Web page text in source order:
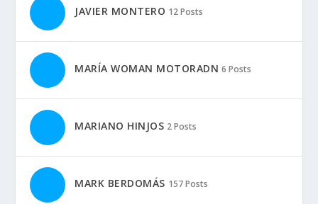
JAVIER MONTERO 12 Posts
MARÍA WOMAN MOTORADN 6 Posts
MARIANO HINJOS 2 Posts
MARK BERDOMÁS 157 Posts